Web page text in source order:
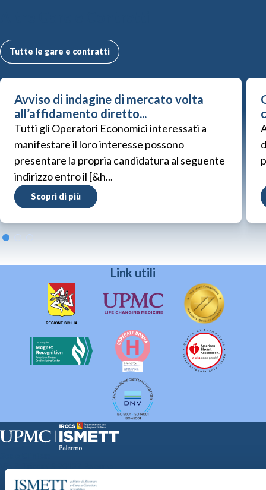
Tutte le gare e contratti
Avviso di indagine di mercato volta
all’affidamento diretto...
Tutti gli Operatori Economici interessati a
manifestare il loro interesse possono
presentare la propria candidatura al seguente
indirizzo entro il [&h...
Scopri di più
Link utili
Via Discesa dei Giudici 4 90133 Palermo